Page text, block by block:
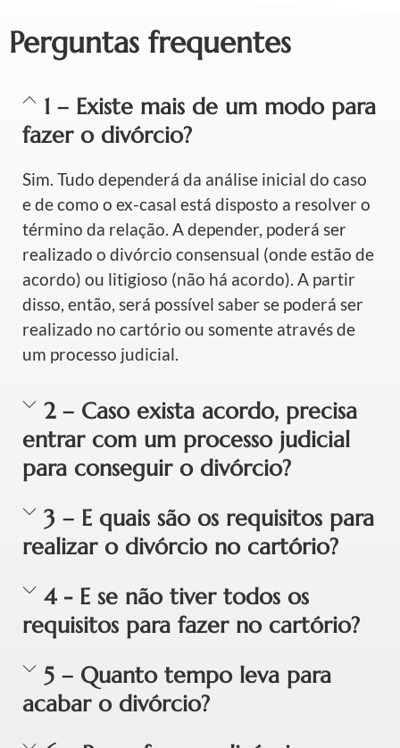
Perguntas frequentes
1 – Existe mais de um modo para
fazer o divórcio?
Sim. Tudo dependerá da análise inicial do caso
e de como o ex-casal está disposto a resolver o
término da relação. A depender, poderá ser
realizado o divórcio consensual (onde estão de
acordo) ou litigioso (não há acordo). A partir
disso, então, será possível saber se poderá ser
realizado no cartório ou somente através de
um processo judicial.
2 – Caso exista acordo, precisa
entrar com um processo judicial
para conseguir o divórcio?
3 – E quais são os requisitos para
realizar o divórcio no cartório?
4 - E se não tiver todos os
requisitos para fazer no cartório?
5 – Quanto tempo leva para
acabar o divórcio?